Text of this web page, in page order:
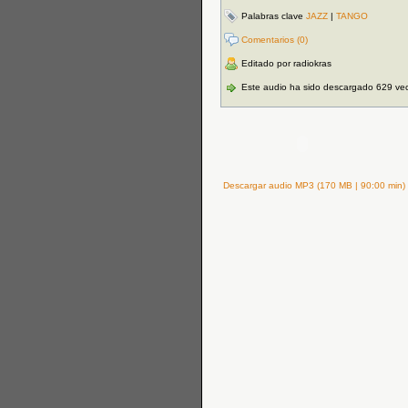
Palabras clave JAZZ | TANGO
Comentarios (0)
Editado por radiokras
Este audio ha sido descargado 629
Descargar audio MP3 (170 MB | 90:00 min)